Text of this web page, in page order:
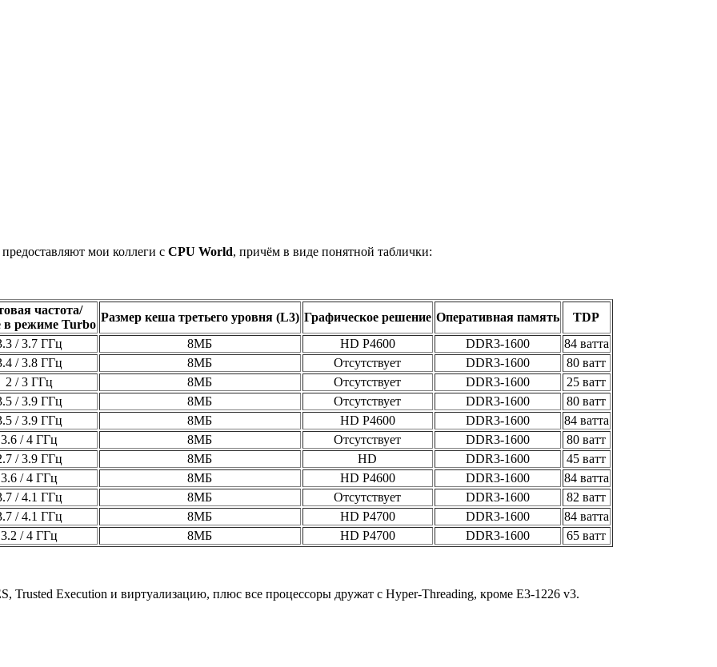
мои коллеги с CPU World, причём в виде понятной таблички:
частота/
в режиме Turbo
Размер кеша третьего уровня (L3) Графическое решение Оперативная память
TDP
/ 3.7 ГГц 8МБ HD P4600 DDR3-1600
84 ватта
/ 3.8 ГГц 8МБ Отсутствует DDR3-1600
80 ватт
2 / 3 ГГц 8МБ Отсутствует DDR3-1600
25 ватт
/ 3.9 ГГц 8МБ Отсутствует DDR3-1600
80 ватт
/ 3.9 ГГц 8МБ HD P4600 DDR3-1600
84 ватта
3.6 / 4 ГГц 8МБ Отсутствует DDR3-1600
80 ватт
/ 3.9 ГГц 8МБ HD DDR3-1600
45 ватт
3.6 / 4 ГГц 8МБ HD P4600 DDR3-1600
84 ватта
/ 4.1 ГГц 8МБ Отсутствует DDR3-1600
82 ватт
/ 4.1 ГГц 8МБ HD P4700 DDR3-1600
84 ватта
3.2 / 4 ГГц 8МБ HD P4700 DDR3-1600 65 ватт
Trusted Execution и виртуализацию, плюс все процессоры дружат с Hyper-Threading, кроме E3-1226 v3.